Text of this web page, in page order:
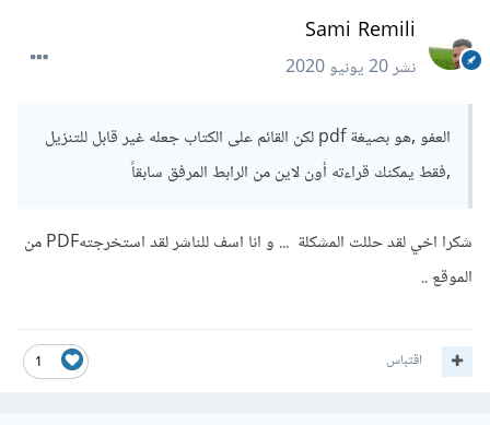
Sami Remili
نشر20 يونيو 2020
العفو ,هو بصيغة pdf لكن القائم على الكتاب جعله غير قابل للتنزيل
,فقط يمكنك قراءته أون لاين من الرابط المرفق سابقاً
شكرا اخي لقد حللت المشكلة ... و انا اسف للناشر لقد استخرجتهPDF من
الموقع ..
1 اقتباس